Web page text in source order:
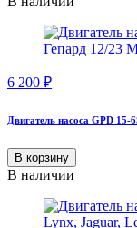
6 200 ₽
Двигатель насоса GPD
В корзину
В наличии